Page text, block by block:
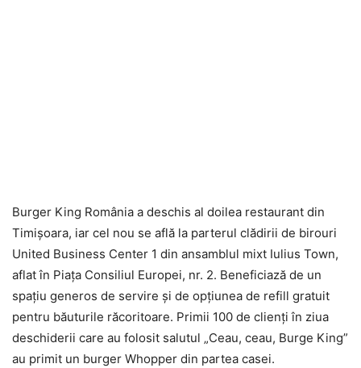
Burger King România a deschis al doilea restaurant din
Timişoara, iar cel nou se află la parterul clădirii de birouri
United Business Center 1 din ansamblul mixt Iulius Town,
aflat în Piaţa Consiliul Europei, nr. 2. Beneficiază de un
spaţiu generos de servire şi de opţiunea de refill gratuit
pentru băuturile răcoritoare. Primii 100 de clienţi în ziua
deschiderii care au folosit salutul „Ceau, ceau, Burge King”
au primit un burger Whopper din partea casei.